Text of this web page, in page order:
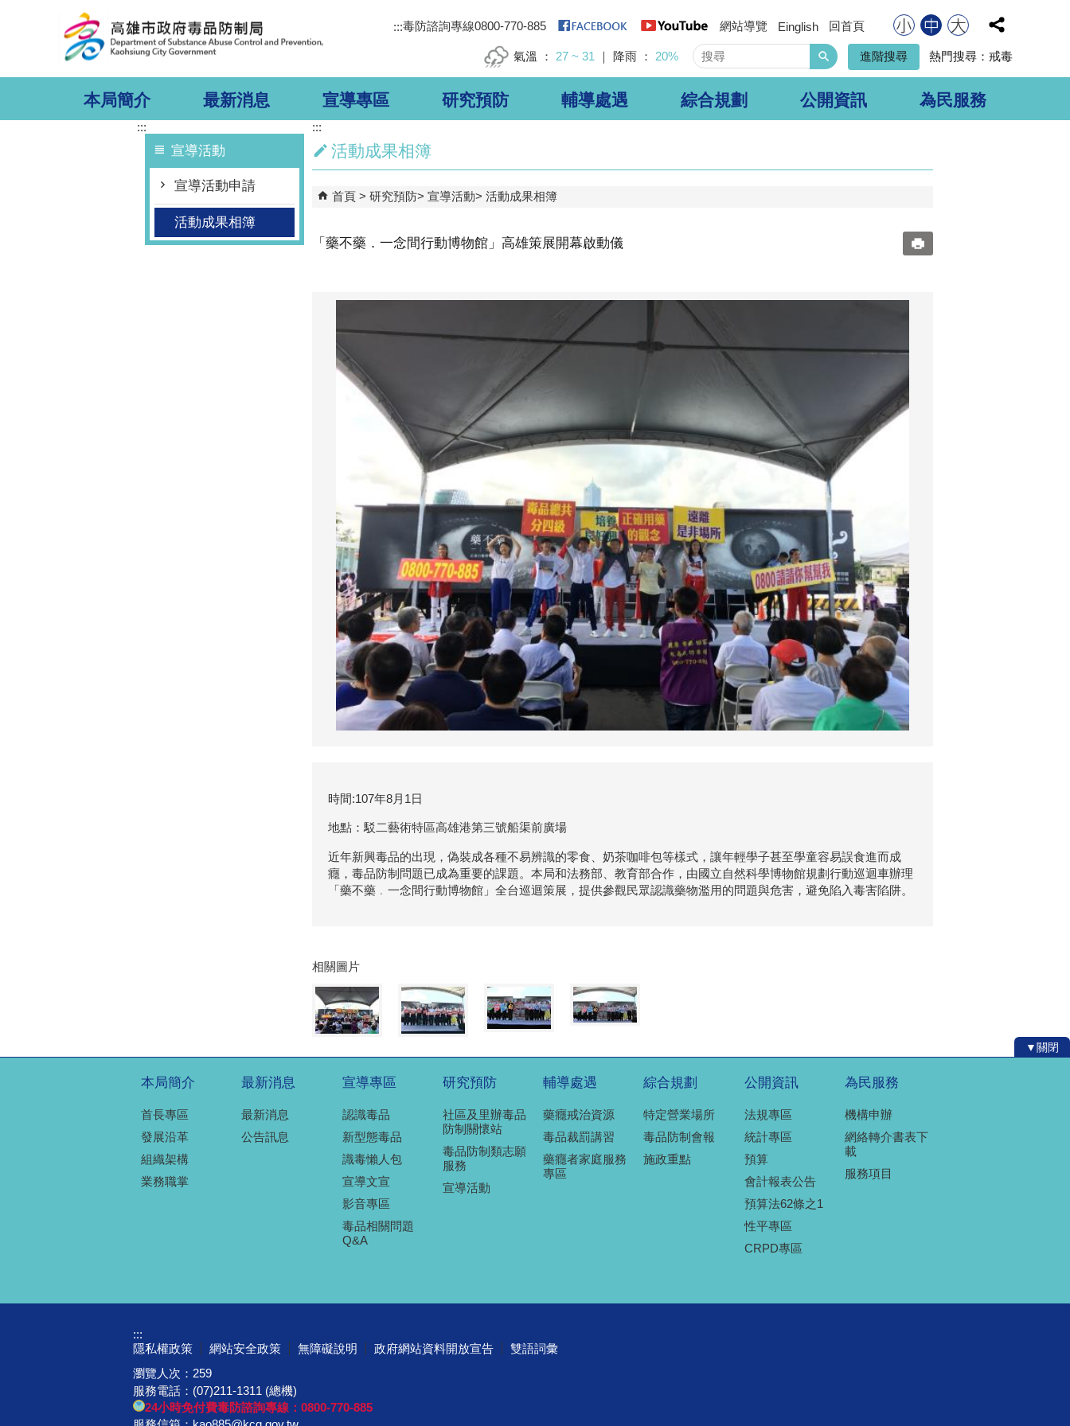
跳到主要內容區塊
:::毒防諮詢專線0800-770-885 網站導覽 Einglish 回首頁
氣溫 27 ~ 31 降雨 20%
搜
尋
進階搜尋 熱門搜尋： 戒毒
本局簡介 最新消息 宣導專區 研究預防 輔導處遇 綜合規劃 公開資訊 為民服務
:::
宣導活動
宣導活動申請
活動成果相簿
:::
活動成果相簿
首頁 研究預防 宣導活動 活動成果相簿
「藥不藥．一念間行動博物館」高雄策展開幕啟動儀
時間:107年8月1日
地點：駁二藝術特區高雄港第三號船渠前廣場
近年新興毒品的出現，偽裝成各種不易辨識的零食、奶茶咖啡包等樣式，讓年輕學子甚至學童容易誤食進而成
癮，毒品防制問題已成為重要的課題。本局和法務部、教育部合作，由國立自然科學博物館規劃行動巡迴車辦理
「藥不藥﹒一念間行動博物館」全台巡迴策展，提供參觀民眾認識藥物濫用的問題與危害，避免陷入毒害陷阱。
相關圖片
▼關閉
本局簡介
首長專區
發展沿革
組織架構
業務職掌
最新消息
最新消息
公告訊息
宣導專區
認識毒品
新型態毒品
識毒懶人包
宣導文宣
影音專區
毒品相關問題
Q&A
研究預防
社區及里辦毒品
防制關懷站
毒品防制類志願
服務
宣導活動
輔導處遇
藥癮戒治資源
毒品裁罰講習
藥癮者家庭服務
專區
綜合規劃
特定營業場所
毒品防制會報
施政重點
公開資訊
法規專區
統計專區
預算
會計報表公告
預算法62條之1
性平專區
CRPD專區
為民服務
機構申辦
網絡轉介書表下
載
服務項目
:::
隱私權政策
網站安全政策 無障礙說明 政府網站資料開放宣告
雙語詞彙
瀏覽人次： 259
服務電話：(07)211-1311 (總機)
24小時免付費毒防諮詢專線：0800-770-885